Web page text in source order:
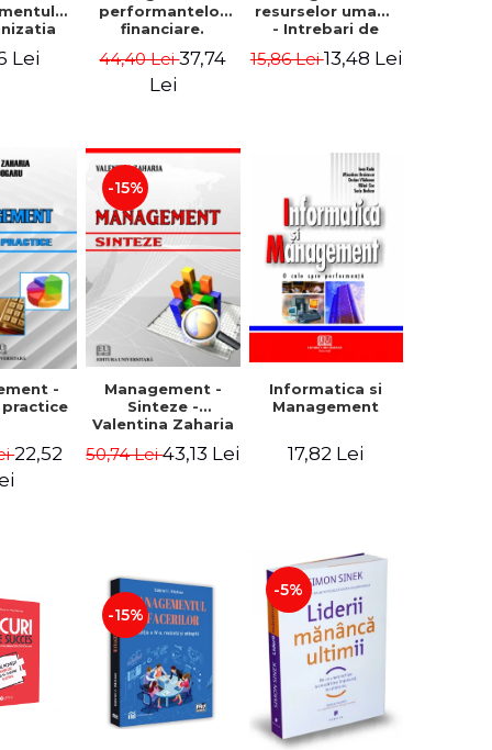
Lei
performantelor
financiare.
Modele.
Instrumente
44,40 Lei37,74
Lei
resurselor umane
- Intrebari de
grila
15,86 Lei13,48 Lei
-
22,52
-15%
Management -
Sinteze -
Valentina Zaharia
50,74 Lei43,13 Lei
Informatica si
Management
17,82 Lei
-15%
-5%